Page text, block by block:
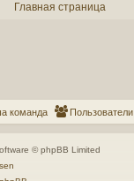
Главная страница
Пользователи
команда
© phpBB Limited